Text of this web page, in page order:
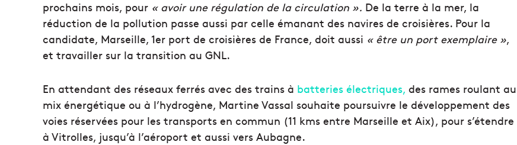
prochains mois, pour « avoir une régulation de la circulation ». De la terre à la mer, la
réduction de la pollution passe aussi par celle émanant des navires de croisières. Pour la
candidate, Marseille, 1er port de croisières de France, doit aussi « être un port exemplaire »,
et travailler sur la transition au GNL.
En attendant des réseaux ferrés avec des trains à batteries électriques, des rames roulant au
mix énergétique ou à l’hydrogène, Martine Vassal souhaite poursuivre le développement des
voies réservées pour les transports en commun (11 kms entre Marseille et Aix), pour s’étendre
à Vitrolles, jusqu’à l’aéroport et aussi vers Aubagne.